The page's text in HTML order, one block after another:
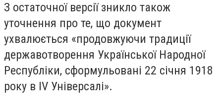
З остаточної версії зникло також
уточнення про те, що документ
ухвалюється «продовжуючи традиції
державотворення Української Народної
Республіки, сформульовані 22 січня 1918
року в IV Універсалі».